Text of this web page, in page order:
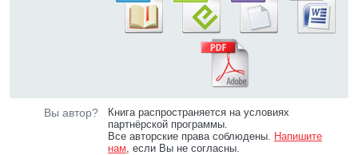
Вы автор?
Книга распространяется на условиях
партнёрской программы.
Все авторские права соблюдены. Напишите
нам, если Вы не согласны.